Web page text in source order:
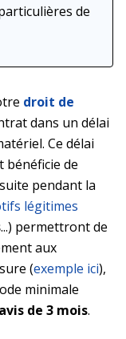
de
droit de
dans un délai
Ce délai
bénéficie de
pendant la
légitimes
...) permettront de
aux
(exemple ici),
minimale
de 3 mois.